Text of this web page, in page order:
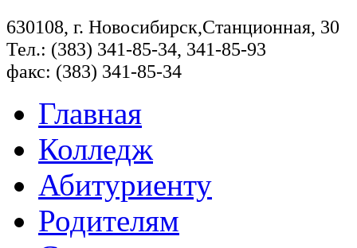
630108, г. Новосибирск,Станционная, 30
Тел.: (383) 341-85-34, 341-85-93
факс: (383) 341-85-34
Главная
Колледж
Абитуриенту
Родителям